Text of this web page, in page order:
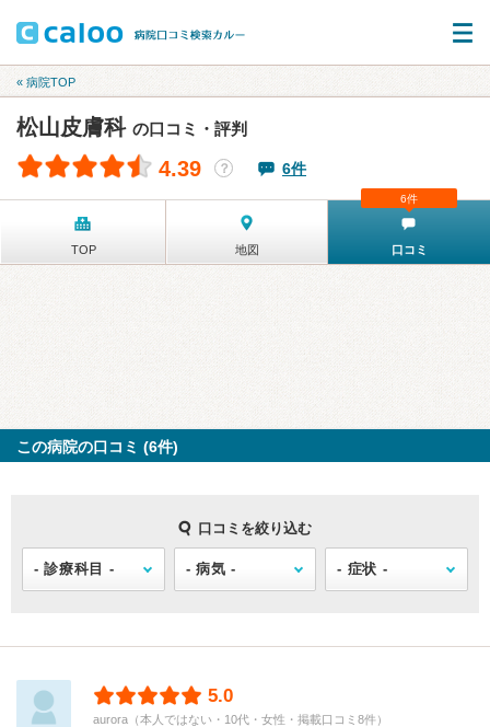
« 病院TOP
松山皮膚科 の口コミ・評判
4.39 ？ 6件
TOP 地図 口コミ
6件
この病院の口コミ (6件)
口コミを絞り込む
5.0
aurora（本人ではない・10代・女性・掲載口コミ8件）